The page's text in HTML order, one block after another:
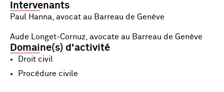
Intervenants
Paul Hanna, avocat au Barreau de Genève
Aude Longet-Cornuz, avocate au Barreau de Genève
Domaine(s) d'activité
Droit civil
Procédure civile